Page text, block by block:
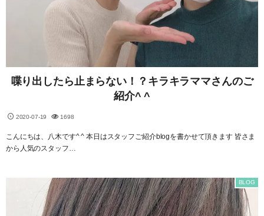
喋り出したら止まらない！？キラキラママさんのご
紹介^ ^
2020-07-19 1698
こんにちは、八木です^ ^ 本日はスタッフご紹介blogを書かせて頂きます 皆さま
から人気のスタッフ…
BLOG